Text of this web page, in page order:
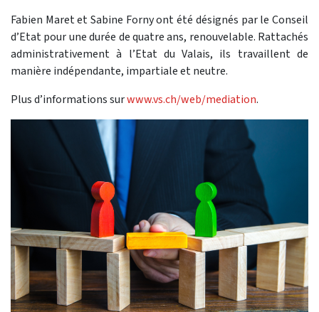
Fabien Maret et Sabine Forny ont été désignés par le Conseil
d’Etat pour une durée de quatre ans, renouvelable. Rattachés
administrativement à l’Etat du Valais, ils travaillent de
manière indépendante, impartiale et neutre.
Plus d’informations surwww.vs.ch/web/mediation.